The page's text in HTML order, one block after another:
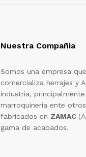
Nuestra Compañia
Somos una empresa
comercializa herrajes y
industria,
marroquinería ente
fabricados en ZAMAC
gama de acabados.